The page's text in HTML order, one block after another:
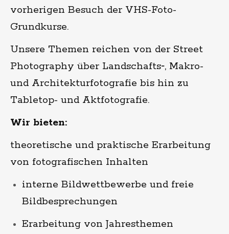
vorherigen Besuch der VHS-Foto-
Grundkurse.
Unsere Themen reichen von der Street
Photography über Landschafts‑, Makro-
und Architekturfotografie bis hin zu
Tabletop- und Aktfotografie.
Wir bieten:
theoretische und praktische Erarbeitung
von fotografischen Inhalten
interne Bildwettbewerbe und freie
Bildbesprechungen
Erarbeitung von Jahresthemen